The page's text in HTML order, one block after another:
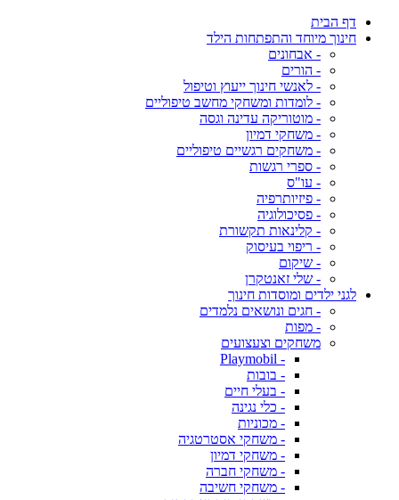
דף הבית
חינוך מיוחד והתפתחות הילד
- אבחונים
- הורים
- לאנשי חינוך ייעוץ וטיפול
- לומדות ומשחקי מחשב טיפוליים
- מוטוריקה עדינה וגסה
- משחקי דמיון
- משחקים רגשיים טיפוליים
- ספרי רגשות
- עו"ס
- פיזיותרפיה
- פסיכולוגיה
- קלינאות תקשורת
- ריפוי בעיסוק
- שיקום
- שלי זאנטקרן
לגני ילדים ומוסדות חינוך
- חגים ונושאים נלמדים
- מפות
משחקים וצעצועים
- Playmobil
- בובות
- בעלי חיים
- כלי נגינה
- מכוניות
- משחקי אסטרטגיה
- משחקי דמיון
- משחקי חברה
- משחקי חשיבה